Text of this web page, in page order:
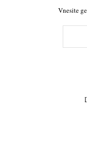
Vnesite